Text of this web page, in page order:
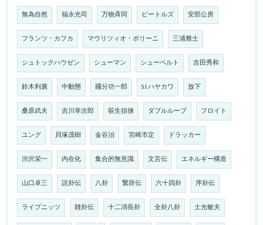
無為自然 福永光司 万物斉同 ビートルズ 安部公房
フランツ・カフカ マウリツィオ・ポリーニ 三浦雅士
シュトックハウゼン シューマン シューベルト 吉田秀和
鈴木利廣 中動態 國分功一郎 S.I.ハヤカワ 放下
桑原武夫 吉川幸次郎 荻生徂徠 ダブルループ フロイト
ユング 貝塚茂樹 金谷治 宮崎市定 ドラッカー
渋沢栄一 内在化 集合的無意識 文言伝 エネルギー構造
山口卓三 説卦伝 八卦 繋辞伝 六十四卦 序卦伝
ライプニッツ 雑卦伝 十二消長卦 全卦八卦 土光敏夫